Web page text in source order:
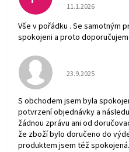
Hodnocení
11.1.2026
Vše v pořádku . Se samotným
spokojeni a proto
Hodnocení
23.9.2025
S obchodem jsem byla
potvrzení objednávky a
žádnou zprávu ani od
že zboží bylo doručeno do
produktem jsem též spokojená.